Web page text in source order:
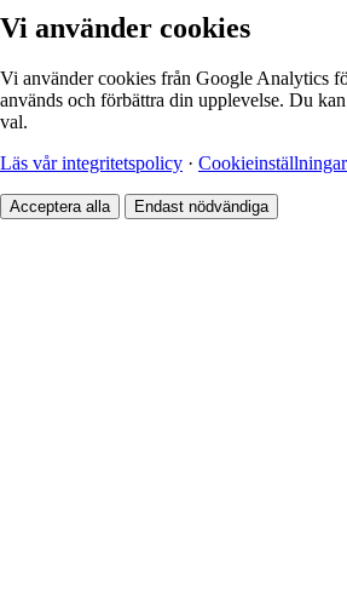
Vi använder cookies
Vi använder cookies från Google Analytics
används och förbättra din upplevelse. Du
val.
Läs vår integritetspolicy · Cookieinställningar
Acceptera alla Endast nödvändiga